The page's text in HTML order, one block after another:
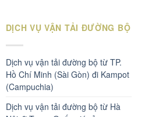
DỊCH VỤ VẬN TẢI ĐƯỜNG BỘ
Dịch vụ vận tải đường bộ từ TP.
Hồ Chí Minh (Sài Gòn) đi Kampot
(Campuchia)
Dịch vụ vận tải đường bộ từ Hà